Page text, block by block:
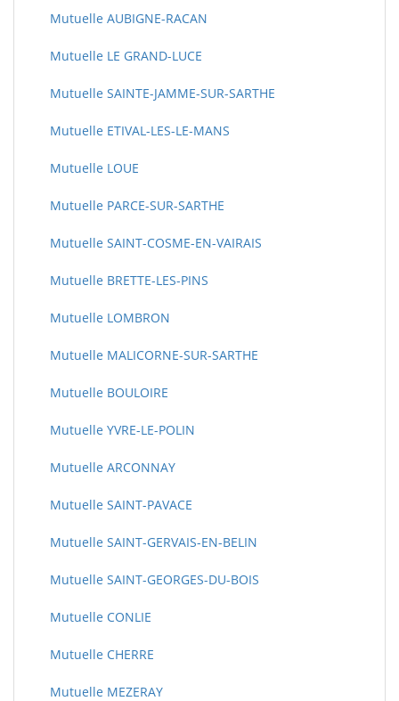
Mutuelle AUBIGNE-RACAN
Mutuelle LE GRAND-LUCE
Mutuelle SAINTE-JAMME-SUR-SARTHE
Mutuelle ETIVAL-LES-LE-MANS
Mutuelle LOUE
Mutuelle PARCE-SUR-SARTHE
Mutuelle SAINT-COSME-EN-VAIRAIS
Mutuelle BRETTE-LES-PINS
Mutuelle LOMBRON
Mutuelle MALICORNE-SUR-SARTHE
Mutuelle BOULOIRE
Mutuelle YVRE-LE-POLIN
Mutuelle ARCONNAY
Mutuelle SAINT-PAVACE
Mutuelle SAINT-GERVAIS-EN-BELIN
Mutuelle SAINT-GEORGES-DU-BOIS
Mutuelle CONLIE
Mutuelle CHERRE
Mutuelle MEZERAY